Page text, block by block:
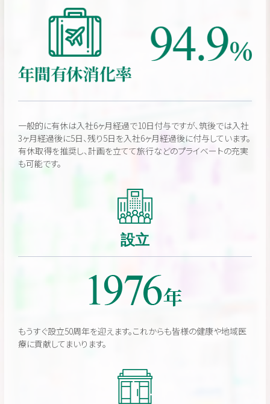
一般的に有休は入社6ヶ月経過で10日付与ですが、筑後では入社
3ヶ月経過後に5日、残り5日を入社6ヶ月経過後に付与しています。
有休取得を推奨し、計画を立てて旅行などのプライベートの充実
も可能です。
設立
もうすぐ設立50周年を迎えます。これからも皆様の健康や地域医
療に貢献してまいります。